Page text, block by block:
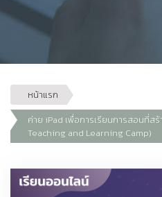
หน้าแรก
ค่าย iPad เพื่อการเรียนการสอนที่ส
Teaching and Learning Camp)